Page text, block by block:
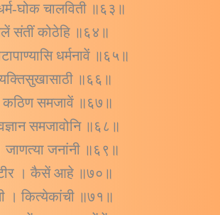
घोक चालविती ॥६३॥
संतीं कोठेहि ॥६४॥
धर्मनावें ॥६५॥
॥६६॥
कठिण समजावें ॥६७॥
समजावोनि ॥६८॥
जनांनी ॥६९॥
कुटीर । कैसें आहे ॥७०॥
। कित्येकांची ॥७१॥